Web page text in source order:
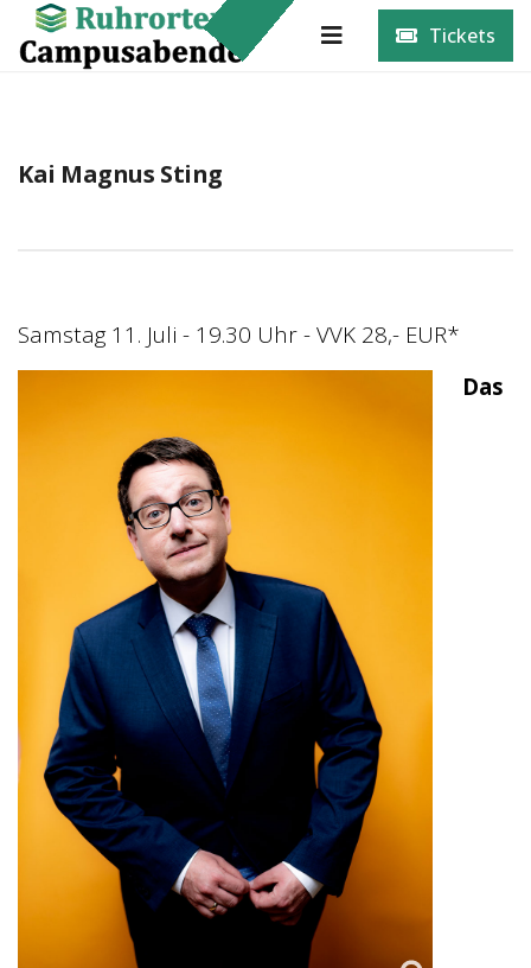
Tickets
Kai Magnus Sting
Samstag 11. Juli - 19.30 Uhr - VVK 28,- EUR*
Das